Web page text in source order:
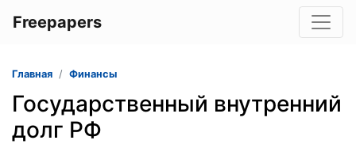
Freepapers
Главная Финансы
Государственный внутренний
долг РФ